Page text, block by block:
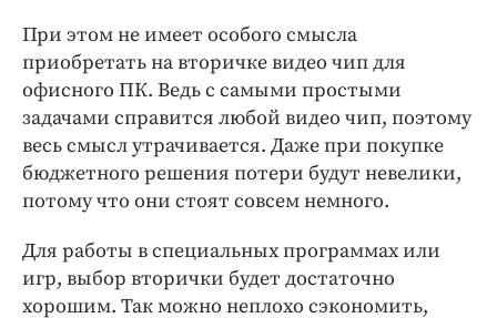
При этом не имеет особого смысла
приобретать на вторичке видео чип для
офисного ПК. Ведь с самыми простыми
задачами справится любой видео чип, поэтому
весь смысл утрачивается. Даже при покупке
бюджетного решения потери будут невелики,
потому что они стоят совсем немного.
Для работы в специальных программах или
игр, выбор вторички будет достаточно
хорошим. Так можно неплохо сэкономить,